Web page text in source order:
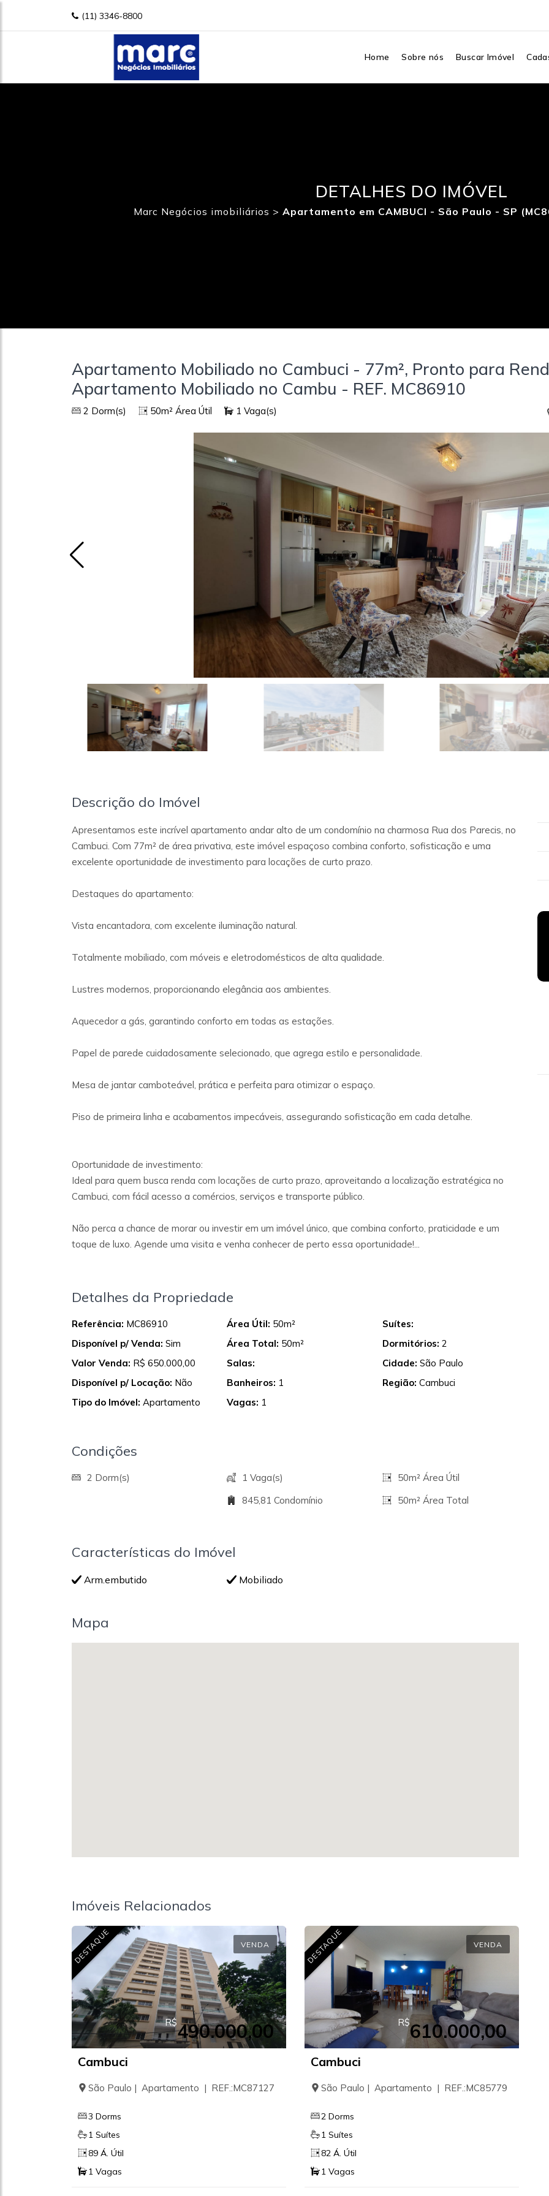
(11) 3346-8800
Home Sobre nós Buscar Imóvel
DETALHES DO IMÓVEL
Marc Negócios imobiliários > Apartamento em CAMBUCI - São Paulo - SP
Apartamento Mobiliado no Cambuci - 77m², Pronto para
Apartamento Mobiliado no Cambu - REF. MC86910
2 Dorm(s) 50m² Área Útil 1 Vaga(s)
Descrição do Imóvel
Apresentamos este incrível apartamento andar alto de um condomínio na charmosa Rua dos Parecis, no
Cambuci. Com 77m² de área privativa, este imóvel espaçoso combina conforto, sofisticação e uma
excelente oportunidade de investimento para locações de curto prazo.
Destaques do apartamento:
Vista encantadora, com excelente iluminação natural.
Totalmente mobiliado, com móveis e eletrodomésticos de alta qualidade.
Lustres modernos, proporcionando elegância aos ambientes.
Aquecedor a gás, garantindo conforto em todas as estações.
Papel de parede cuidadosamente selecionado, que agrega estilo e personalidade.
Mesa de jantar camboteável, prática e perfeita para otimizar o espaço.
Piso de primeira linha e acabamentos impecáveis, assegurando sofisticação em cada detalhe.
Oportunidade de investimento:
Ideal para quem busca renda com locações de curto prazo, aproveitando a localização estratégica no
Cambuci, com fácil acesso a comércios, serviços e transporte público.
Não perca a chance de morar ou investir em um imóvel único, que combina conforto, praticidade e um
toque de luxo. Agende uma visita e venha conhecer de perto essa oportunidade!...
Detalhes da Propriedade
Referência: MC86910
Disponível p/ Venda: Sim
Valor Venda: R$ 650.000,00
Disponível p/ Locação: Não
Tipo do Imóvel: Apartamento
Área Útil: 50m²
Área Total: 50m²
Salas:
Banheiros: 1
Vagas: 1
Suítes:
Dormitórios: 2
Cidade: São Paulo
Região: Cambuci
Condições
2 Dorm(s)
1 Vaga(s)
845,81 Condomínio
50m² Área Útil
50m² Área Total
Características do Imóvel
Arm.embutido Mobiliado
Mapa
Imóveis Relacionados
DESTAQUE VENDA
R$490.000,00
Cambuci
São Paulo | Apartamento | REF.:MC87127
3 Dorms
1 Suítes
89 Á. Útil
1 Vagas
DESTAQUE VENDA
R$610.000,00
Cambuci
São Paulo | Apartamento | REF.:MC85779
2 Dorms
1 Suítes
82 Á. Útil
1 Vagas